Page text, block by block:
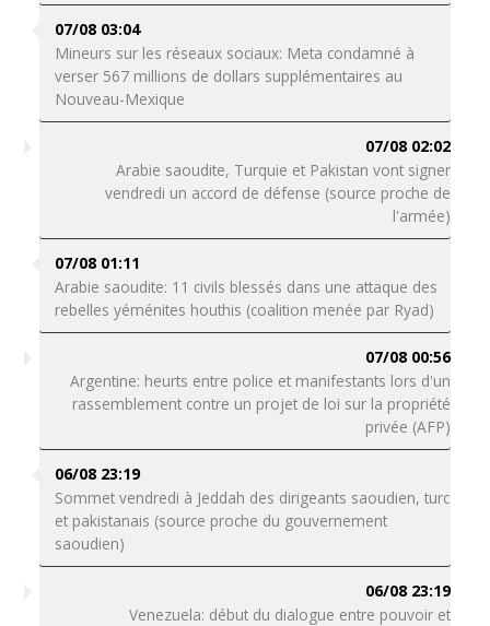
07/08 03:04
Mineurs sur les réseaux sociaux: Meta condamné à
verser 567 millions de dollars supplémentaires au
Nouveau-Mexique
07/08 02:02
Arabie saoudite, Turquie et Pakistan vont signer
vendredi un accord de défense (source proche de
l'armée)
07/08 01:11
Arabie saoudite: 11 civils blessés dans une attaque des
rebelles yéménites houthis (coalition menée par Ryad)
07/08 00:56
Argentine: heurts entre police et manifestants lors d'un
rassemblement contre un projet de loi sur la propriété
privée (AFP)
06/08 23:19
Sommet vendredi à Jeddah des dirigeants saoudien, turc
et pakistanais (source proche du gouvernement
saoudien)
06/08 23:19
Venezuela: début du dialogue entre pouvoir et